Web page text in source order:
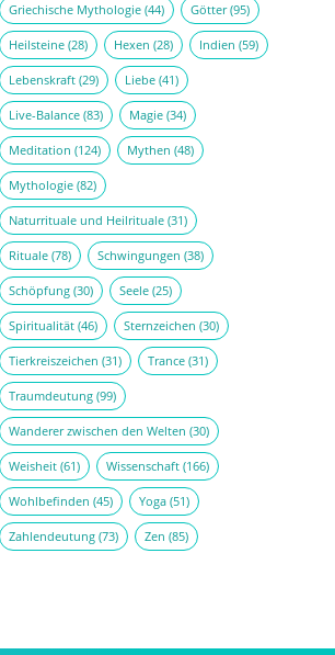
Griechische Mythologie (44) Götter(95)
Heilsteine (28) Hexen (28) Indien (59)
Lebenskraft (29) Liebe (41)
Live-Balance (83) Magie (34)
Meditation (124) Mythen (48)
Mythologie (82)
Naturrituale und Heilrituale (31)
Rituale (78) Schwingungen (38)
Schöpfung (30) Seele (25)
Spiritualität (46) Sternzeichen (30)
Tierkreiszeichen (31) Trance (31)
Traumdeutung (99)
Wanderer zwischen den Welten (30)
Weisheit (61) Wissenschaft (166)
Wohlbefinden (45) Yoga (51)
Zahlendeutung (73) Zen (85)